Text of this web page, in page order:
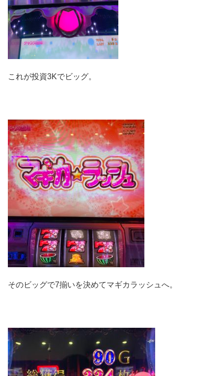
これが投資3Kでビッグ。
そのビッグで7揃いを決めてマギカラッシュへ。